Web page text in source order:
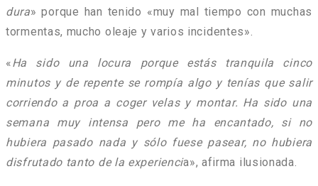
dura» porque han tenido «muy mal tiempo con muchas
tormentas, mucho oleaje y varios incidentes».
«Ha sido una locura porque estás tranquila cinco
minutos y de repente se rompía algo y tenías que salir
corriendo a proa a coger velas y montar. Ha sido una
semana muy intensa pero me ha encantado, si no
hubiera pasado nada y sólo fuese pasear, no hubiera
disfrutado tanto de la experiencia», afirma ilusionada.